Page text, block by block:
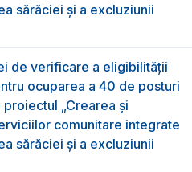
sărăciei și a excluziunii
de verificare a eligibilității
ocuparea a 40 de posturi
„Crearea și
comunitare integrate
sărăciei și a excluziunii